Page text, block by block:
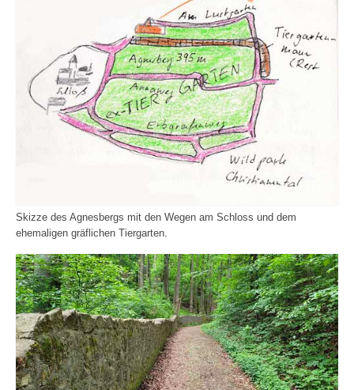
Skizze des Agnesbergs mit den Wegen am Schloss und dem
ehemaligen gräflichen Tiergarten.